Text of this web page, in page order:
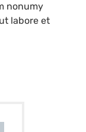
nonumy
labore et